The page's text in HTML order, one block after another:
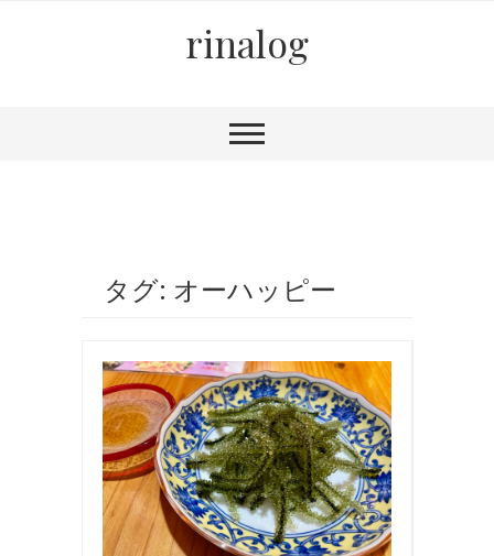
rinalog
タグ: オーハッピー